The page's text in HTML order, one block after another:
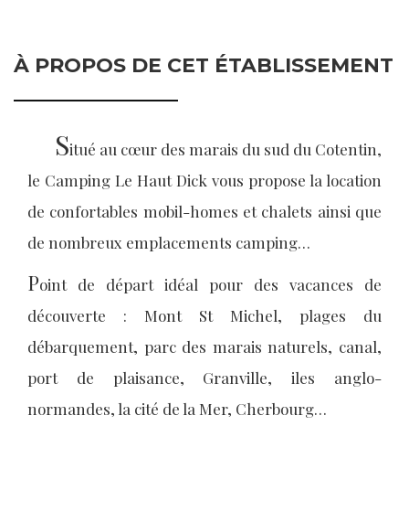
À PROPOS DE CET ÉTABLISSEMENT
Situé au cœur des marais du sud du Cotentin,
le Camping Le Haut Dick vous propose la location
de confortables mobil-homes et chalets ainsi que
de nombreux emplacements camping…
Point de départ idéal pour des vacances de
découverte : Mont St Michel, plages du
débarquement, parc des marais naturels, canal,
port de plaisance, Granville, iles anglo-
normandes, la cité de la Mer, Cherbourg…